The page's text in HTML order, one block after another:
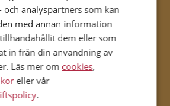
- Personlighet
av fem delar; personlighet,
intressen och kommunikation. Den
handlar om din personlighet. Syftet
är att du ska hitta en
olik dig själv. Detta innebär ofta
och analyspartners som kan
med annan information
dem eller som
in från din användning av
Läs mer om cookies,
eller vår
.